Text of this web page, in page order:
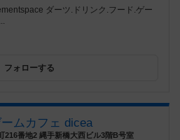
ダーツ.ドリンク.フード.ゲー
フォローする
ムカフェ dicea
216番地2 縄手新橋大西ビル3階B号室